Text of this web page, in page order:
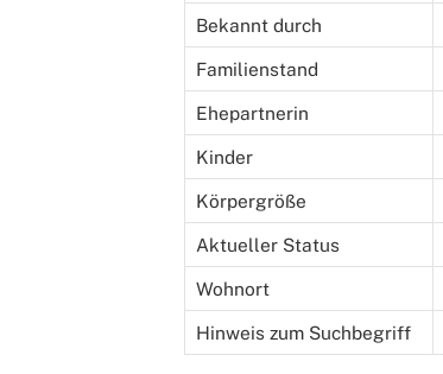
Bekannt durch
Familienstand
Ehepartnerin
Kinder
Körpergröße
Aktueller Status
Wohnort
Hinweis zum Suchbegriff